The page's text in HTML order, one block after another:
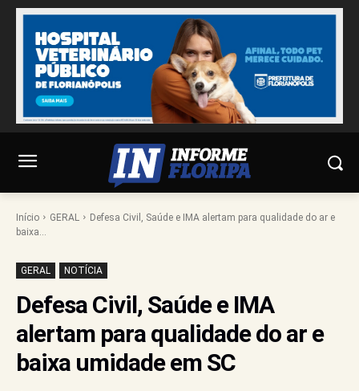
Início GERAL
Defesa Civil, Saúde e IMA alertam para qualidade do ar e
baixa...
GERAL NOTÍCIA
Defesa Civil, Saúde e IMA
alertam para qualidade do ar e
baixa umidade em SC